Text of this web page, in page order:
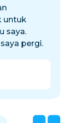
untuk
saya.
pergi.